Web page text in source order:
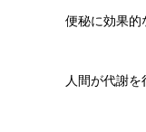
便秘に効果的
人間が代謝を